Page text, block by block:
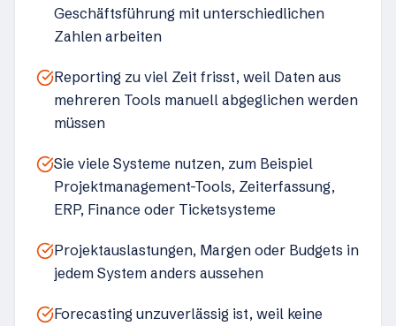
Geschäftsführung mit unterschiedlichen
Zahlen arbeiten
Reporting zu viel Zeit frisst, weil Daten aus
mehreren Tools manuell abgeglichen werden
müssen
Sie viele Systeme nutzen, zum Beispiel
Projektmanagement-Tools, Zeiterfassung,
ERP, Finance oder Ticketsysteme
Projektauslastungen, Margen oder Budgets in
jedem System anders aussehen
Forecasting unzuverlässig ist, weil keine